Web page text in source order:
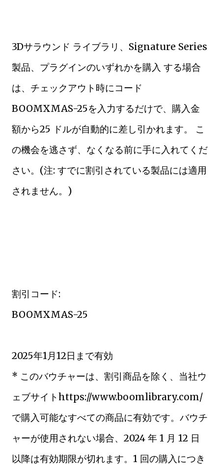
3Dサラウンド ライブラリ、Signature Series
製品、プラグインのいずれかを購入 する場合
は、チェックアウト時にコード
BOOMXMAS-25を入力するだけで、購入金
額から25 ドルが自動的に差し引かれます。 こ
の機会を逃さず、なくなる前に手に入れてくだ
さい。(注: すでに割引されている製品には適用
されません。)
割引コード:
BOOMXMAS-25
2025年1月12日まで有効
* このバウチャーは、割引商品を除く、当社ウ
ェブサイトhttps://www.boomlibrary.com/
で購入可能なすべての商品に有効です。バウチ
ャーが使用されない場合、2024 年 1 月 12 日
以降は有効期限が切れます。1 回の購入につき